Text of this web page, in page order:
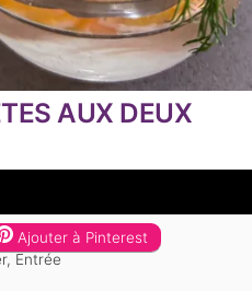
AUX DEUX
Ajouter à Pinterest
Entrée